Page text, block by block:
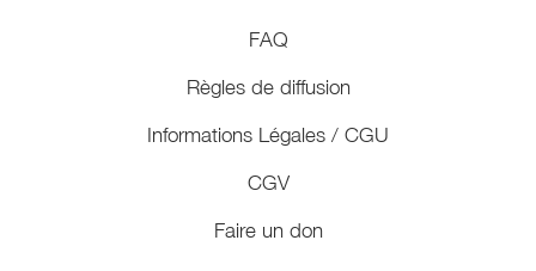
FAQ
Règles de diffusion
Informations Légales / CGU
CGV
Faire un don